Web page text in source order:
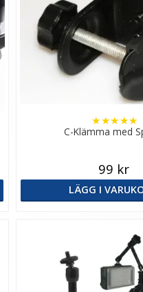
C-Klämma med
★★★★★
99 kr
LÄGG I